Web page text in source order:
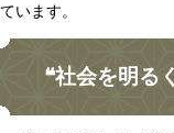
ています。
❝社会を明る